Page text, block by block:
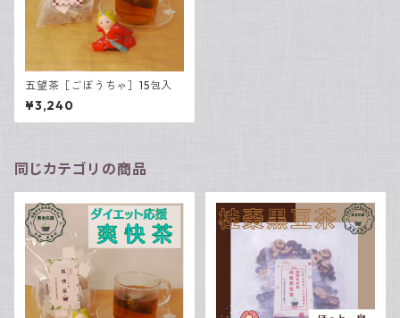
五望茶［ごぼうちゃ］15包入
¥3,240
同じカテゴリの商品